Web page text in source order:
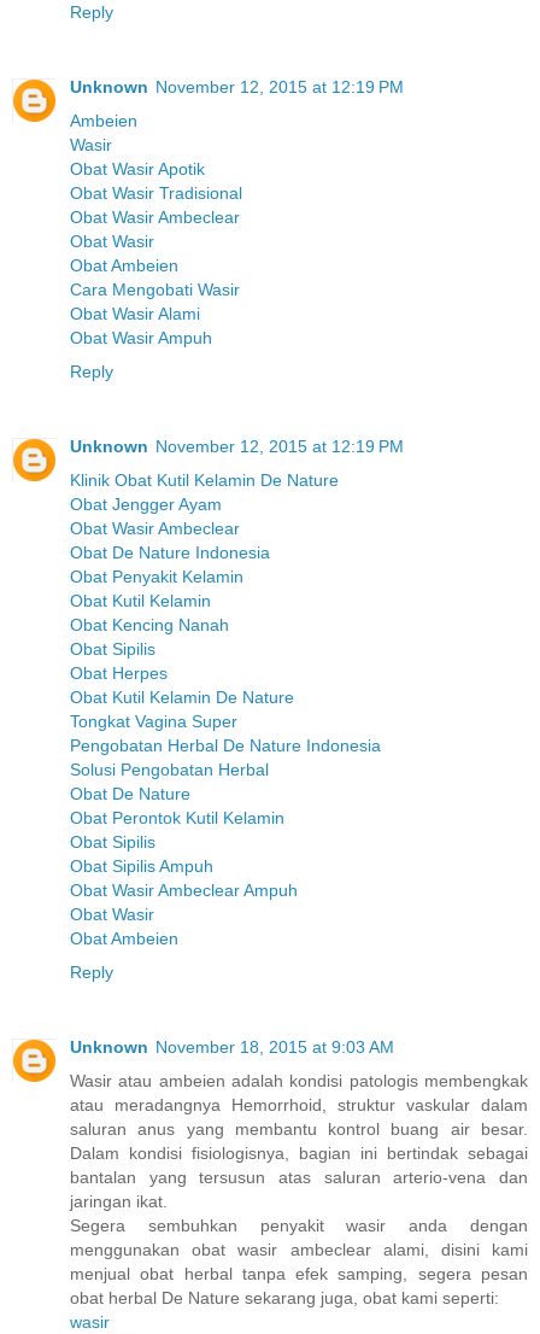
Reply
Unknown November 12, 2015 at 12:19 PM
Ambeien
Wasir
Obat Wasir Apotik
Obat Wasir Tradisional
Obat Wasir Ambeclear
Obat Wasir
Obat Ambeien
Cara Mengobati Wasir
Obat Wasir Alami
Obat Wasir Ampuh
Reply
Unknown November 12, 2015 at 12:19 PM
Klinik Obat Kutil Kelamin De Nature
Obat Jengger Ayam
Obat Wasir Ambeclear
Obat De Nature Indonesia
Obat Penyakit Kelamin
Obat Kutil Kelamin
Obat Kencing Nanah
Obat Sipilis
Obat Herpes
Obat Kutil Kelamin De Nature
Tongkat Vagina Super
Pengobatan Herbal De Nature Indonesia
Solusi Pengobatan Herbal
Obat De Nature
Obat Perontok Kutil Kelamin
Obat Sipilis
Obat Sipilis Ampuh
Obat Wasir Ambeclear Ampuh
Obat Wasir
Obat Ambeien
Reply
Unknown November 18, 2015 at 9:03 AM
Wasir atau ambeien adalah kondisi patologis membengkak
atau meradangnya Hemorrhoid, struktur vaskular dalam
saluran anus yang membantu kontrol buang air besar.
Dalam kondisi fisiologisnya, bagian ini bertindak sebagai
bantalan yang tersusun atas saluran arterio-vena dan
jaringan ikat.
Segera sembuhkan penyakit wasir anda dengan
menggunakan obat wasir ambeclear alami, disini kami
menjual obat herbal tanpa efek samping, segera pesan
obat herbal De Nature sekarang juga, obat kami seperti:
wasir